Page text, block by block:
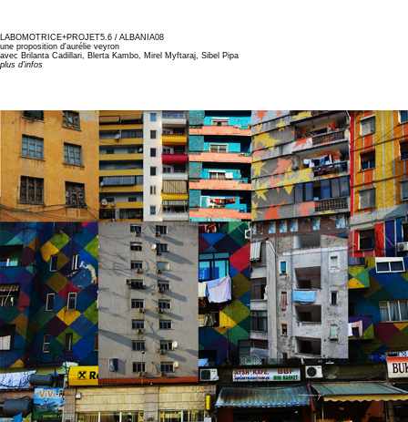
LABOMOTRICE+PROJET5.6 / ALBANIA08
une proposition d'aurélie veyron
avec Brilanta Cadillari, Blerta Kambo, Mirel Myftaraj, Sibel Pipa
plus d'infos